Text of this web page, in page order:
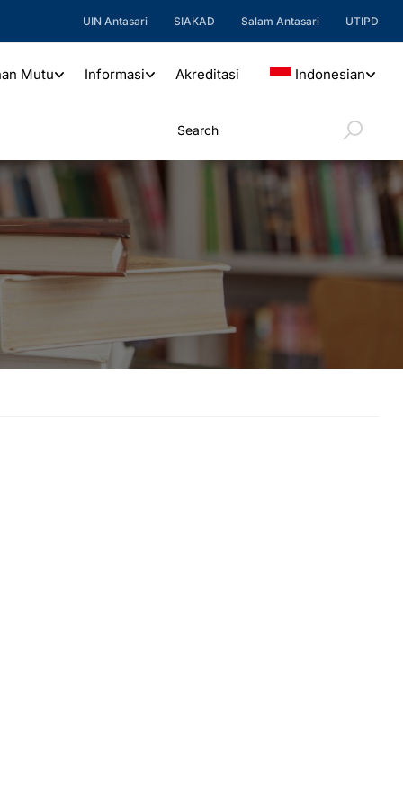
UIN Antasari SIAKAD Salam Antasari UTIPD
Mutu Informasi Akreditasi Indonesian